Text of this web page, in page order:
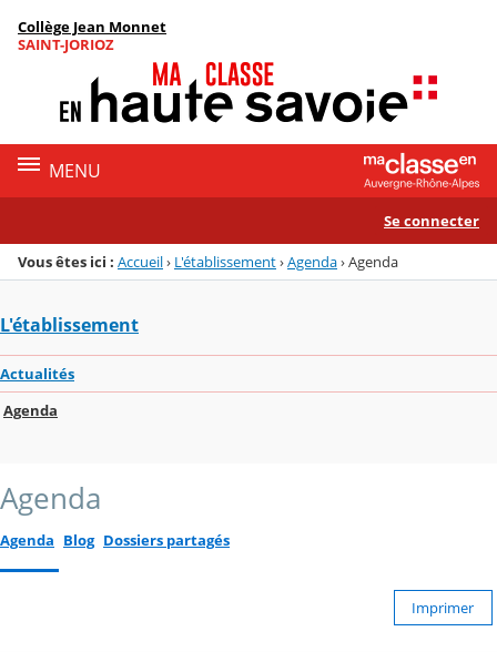
Menu de la rubrique
Contenu
Collège Jean Monnet
SAINT-JORIOZ
MENU
Se connecter
Vous êtes ici : Accueil› L'établissement›Agenda›Agenda
L'établissement
Actualités
Agenda
Agenda
Agenda Blog Dossiers partagés
Imprimer